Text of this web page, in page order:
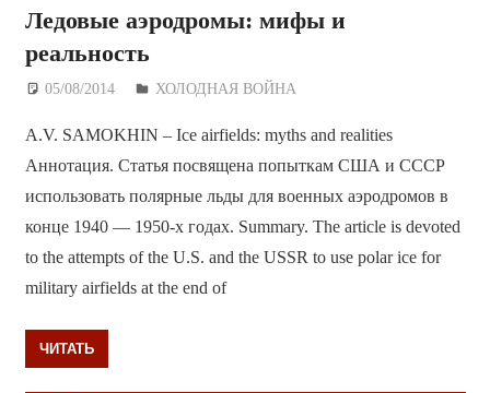
Ледовые аэродромы: мифы и
реальность
05/08/2014 Дежурный по Редакции
ХОЛОДНАЯ ВОЙНА
A.V. SAMOKHIN – Ice airfields: myths and realities
Аннотация. Статья посвящена попыткам США и СССР
использовать полярные льды для военных аэродромов в
конце 1940 — 1950-х годах. Summary. The article is devoted
to the attempts of the U.S. and the USSR to use polar ice for
military airfields at the end of
ЧИТАТЬ